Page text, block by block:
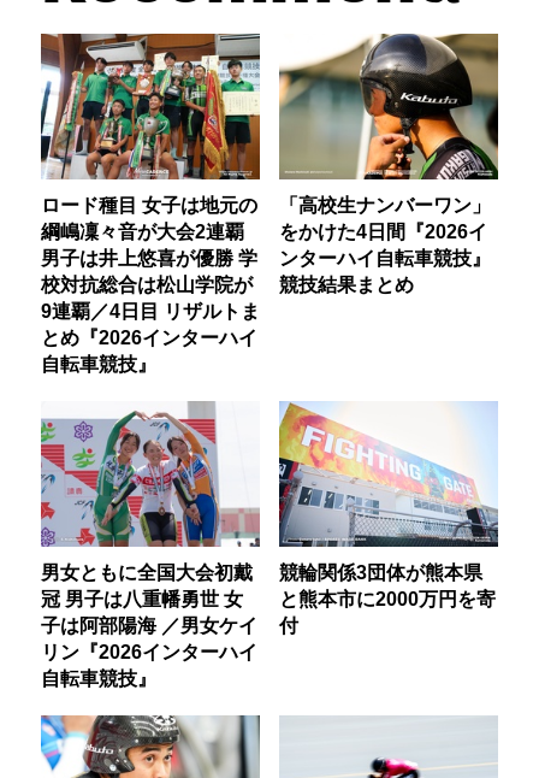
ロード種目 女子は地元の
綱嶋凜々音が大会2連覇
男子は井上悠喜が優勝 学
校対抗総合は松山学院が
9連覇／4日目 リザルトま
とめ『2026インターハイ
自転車競技』
「高校生ナンバーワン」
をかけた4日間『2026イ
ンターハイ自転車競技』
競技結果まとめ
男女ともに全国大会初戴
冠 男子は八重幡勇世 女
子は阿部陽海 ／男女ケイ
リン『2026インターハイ
自転車競技』
競輪関係3団体が熊本県
と熊本市に2000万円を寄
付